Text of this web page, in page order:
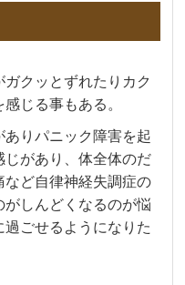
クッとずれたりカク
じる事もある。
ありパニック障害を起
じがあり、体全体のだ
など自律神経失調症の
しんどくなるのが悩
ごせるようになりた